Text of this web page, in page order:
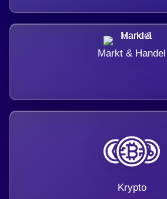
Markt & Handel
Krypto